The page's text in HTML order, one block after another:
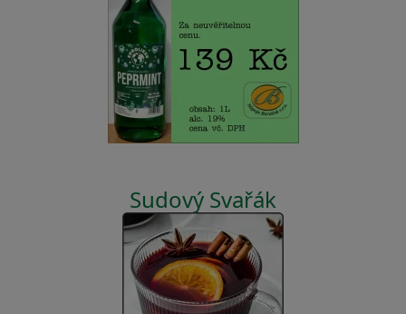
Sudový Svařák